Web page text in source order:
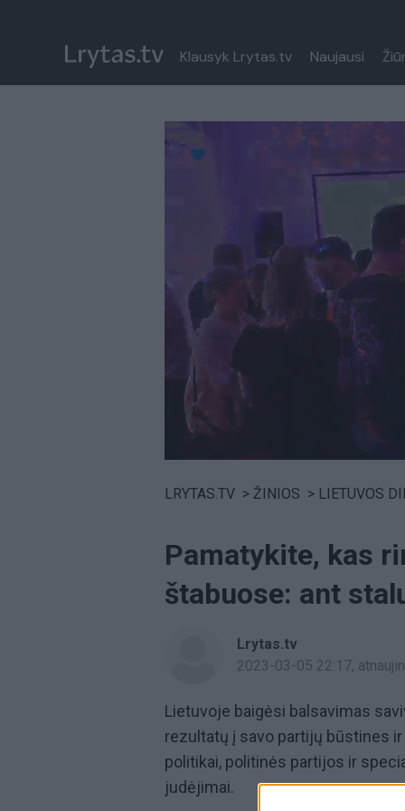
Klausyk Lrytas.tv Naujausi
LRYTAS.TV > ŽINIOS > LIETUVOS
Pamatykite, kas
štabuose: ant
Lrytas.tv
2023-03-05 22:17,
Lietuvoje baigėsi balsavimas
rezultatų į savo partijų būstines
politikai, politinės partijos ir
judėjimai.